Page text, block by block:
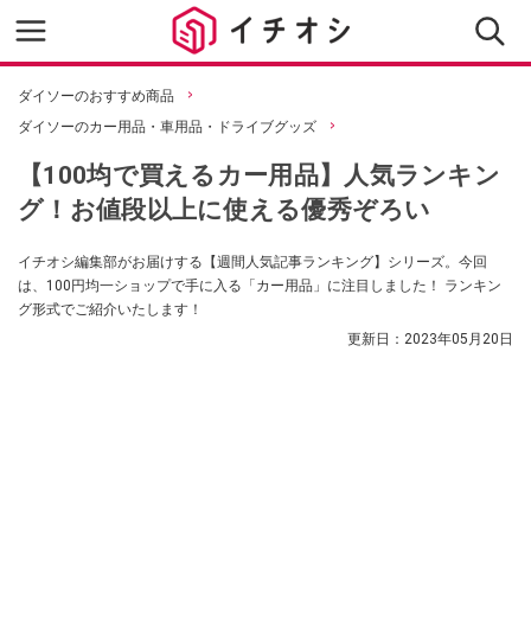
ダイソーのおすすめ商品
ダイソーのカー用品・車用品・ドライブグッズ
【100均で買えるカー用品】人気ランキン
グ！お値段以上に使える優秀ぞろい
イチオシ編集部がお届けする【週間人気記事ランキング】シリーズ。今回
は、100円均一ショップで手に入る「カー用品」に注目しました！ ランキン
グ形式でご紹介いたします！
更新日： 2023年05月20日